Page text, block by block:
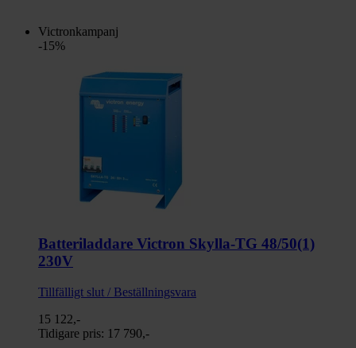
Victronkampanj
-15%
Batteriladdare Victron Skylla-TG 48/50(1)
230V
Tillfälligt slut / Beställningsvara
15 122,-
Tidigare pris: 17 790,-